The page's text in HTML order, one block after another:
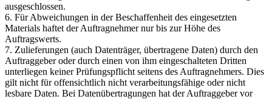
ausgeschlossen.
6. Für Abweichungen in der Beschaffenheit des eingesetzten
Materials haftet der Auftragnehmer nur bis zur Höhe des
Auftragswerts.
7. Zulieferungen (auch Datenträger, übertragene Daten) durch den
Auftraggeber oder durch einen von ihm eingeschalteten Dritten
unterliegen keiner Prüfungspflicht seitens des Auftragnehmers. Dies
gilt nicht für offensichtlich nicht verarbeitungsfähige oder nicht
lesbare Daten. Bei Datenübertragungen hat der Auftraggeber vor